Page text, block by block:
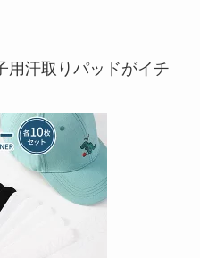
用汗取りパッドがイチ